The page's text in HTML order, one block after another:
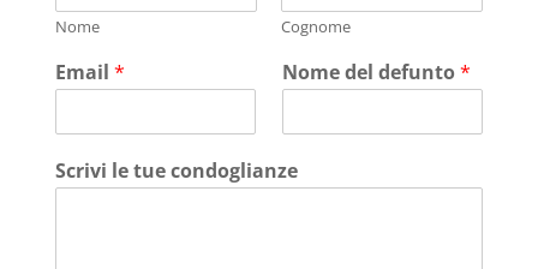
Nome Cognome
Email * Nome del defunto*
Scrivi le tue condoglianze